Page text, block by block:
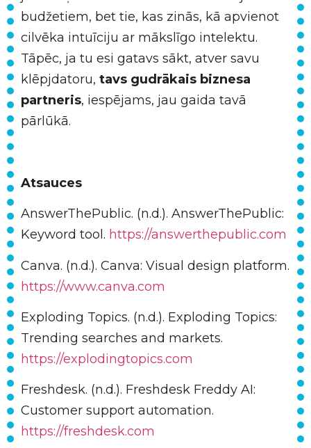
budžetiem, bet tie, kas zinās, kā apvienot
cilvēka intuīciju ar mākslīgo intelektu.
Tāpēc, ja tu esi gatavs sākt, atver savu
klēpjdatoru, tavs gudrākais biznesa
partneris, iespējams, jau gaida tavā
pārlūkā.
Atsauces
AnswerThePublic. (n.d.). AnswerThePublic:
Keyword tool. https://answerthepublic.com
Canva. (n.d.). Canva: Visual design platform.
https://www.canva.com
Exploding Topics. (n.d.). Exploding Topics:
Trending searches and markets.
https://explodingtopics.com
Freshdesk. (n.d.). Freshdesk Freddy AI:
Customer support automation.
https://freshdesk.com